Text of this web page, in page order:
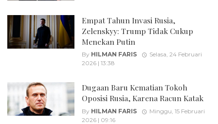
Empat Tahun Invasi Rusia,
Zelenskyy: Trump Tidak Cukup
Menekan Putin
By HILMAN FARIS
Selasa, 24 Februari
2026 | 13:38
Dugaan Baru Kematian Tokoh
Oposisi Rusia, Karena Racun Katak
By HILMAN FARIS
Minggu, 15 Februari
2026 | 09:16